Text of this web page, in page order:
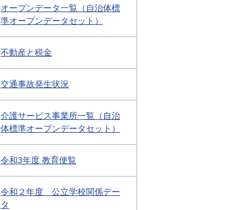
オープンデータ一覧（自治体標
準オープンデータセット）
不動産と税金
交通事故発生状況
介護サービス事業所一覧（自治
体標準オープンデータセット）
令和3年度 教育便覧
令和２年度 公立学校関係デー
タ